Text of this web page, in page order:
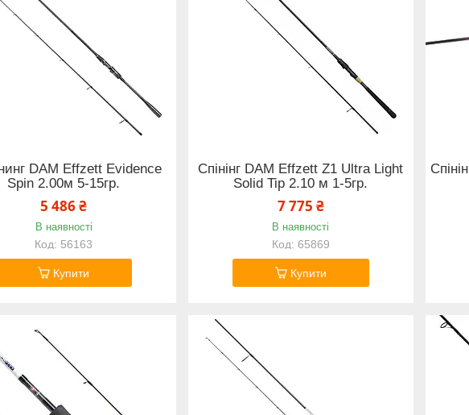
DAM Effzett Evidence
Spin 2.00м 5-15гр.
5 486 ₴
В наявності
56163
Купити
Спінінг DAM Effzett Z1 Ultra Light
Solid Tip 2.10 м 1-5гр.
7 775 ₴
В наявності
65869
Купити